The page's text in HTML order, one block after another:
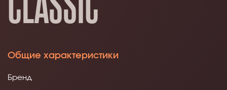
Общие характеристики
Бренд